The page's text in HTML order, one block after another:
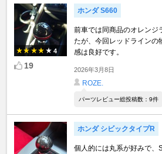
4
19
ホンダ S660
前車では同商品のオレンジ
たが、今回レッドラインの
感は良好です。
2026年3月8日
ROZE.
パーツレビュー総投稿数：9件
ホンダ シビックタイプR
個人的には丸系が好みで、